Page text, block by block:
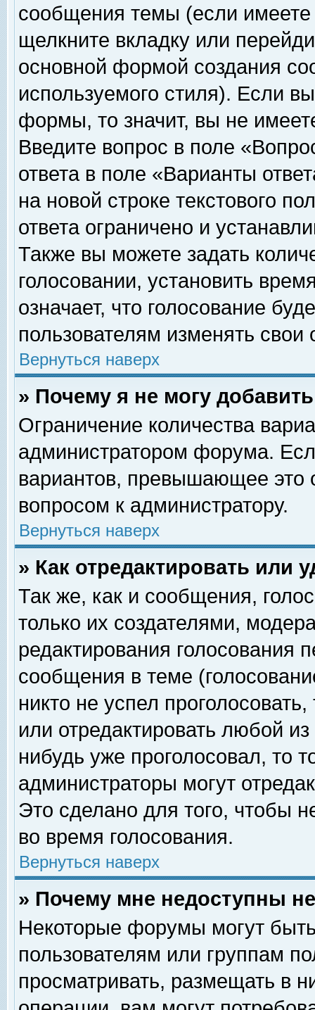
сообщения темы (если
щелкните вкладку или
основной формой создания
используемого стиля). Если
формы, то значит, вы не
Введите вопрос в поле
ответа в поле «Варианты
на новой строке текстового
ответа ограничено и
Также вы можете задать
голосовании, установить
означает, что голосование
пользователям изменять свои
Вернуться наверх
» Почему я не могу
Ограничение количества
администратором форума.
вариантов, превышающее это
вопросом к администратору.
Вернуться наверх
» Как отредактировать или
Так же, как и сообщения,
только их создателями,
редактирования голосования
сообщения в теме
никто не успел
или отредактировать любой
нибудь уже проголосовал, то
администраторы могут
Это сделано для того, чтобы
во время голосования.
Вернуться наверх
» Почему мне недоступны
Некоторые форумы могут
пользователям или группам
просматривать, размещать в